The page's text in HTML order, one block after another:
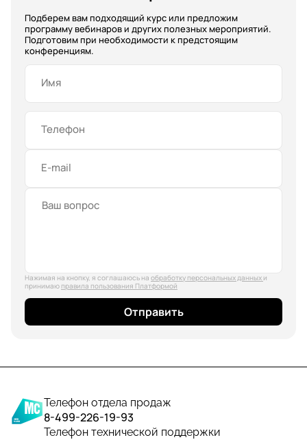
Подберем вам подходящий курс или предложим
программу вебинаров и других полезных мероприятий.
Подготовим при необходимости к предстоящим
конференциям.
Имя
Телефон
E-mail
Нажимая на кнопку, я соглашаюсь на обработку персональных данных и
принимаю правила пользования Платформой
Отправить
Телефон отдела продаж
8-499-226-19-93
Телефон технической поддержки